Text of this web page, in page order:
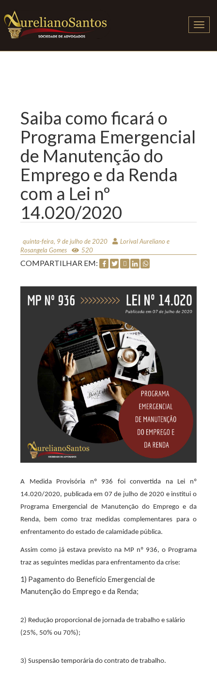
Saiba como ficará o
Programa Emergencial
de Manutenção do
Emprego e da Renda
com a Lei nº
14.020/2020
quinta-feira, 9 de julho de 2020
Lorival Aureliano e
Rosangela Gomes
520
COMPARTILHAR EM:
A Medida Provisória nº 936 foi convertida na Lei nº
14.020/2020, publicada em 07 de julho de 2020 e institui o
Programa Emergencial de Manutenção do Emprego e da
Renda, bem como traz medidas complementares para o
enfrentamento do estado de calamidade pública.
Assim como já estava previsto na MP nº 936, o Programa
traz as seguintes medidas para enfrentamento da crise:
1) Pagamento do Benefício Emergencial de
Manutenção do Emprego e da Renda;
2) Redução proporcional de jornada de trabalho e salário
(25%, 50% ou 70%);
3) Suspensão temporária do contrato de trabalho.